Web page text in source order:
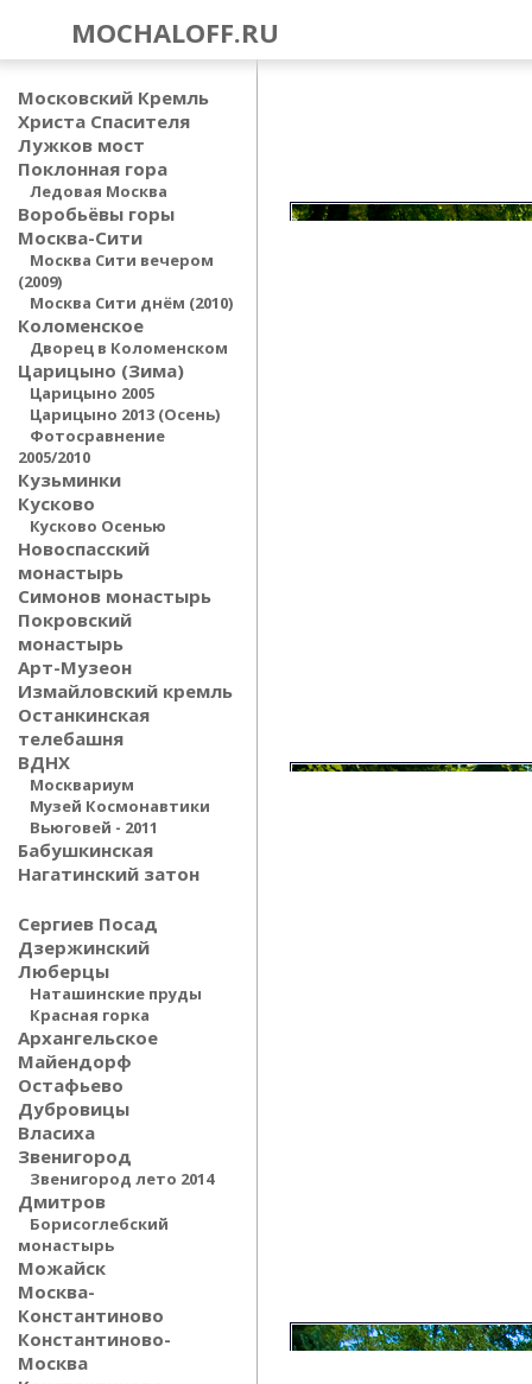
MOCHALOFF.RU
Московский Кремль
Христа Спасителя
Лужков мост
Поклонная гора
Ледовая Москва
Воробьёвы горы
Москва-Сити
Москва Сити вечером
(2009)
Москва Сити днём (2010)
Коломенское
Дворец в Коломенском
Царицыно (Зима)
Царицыно 2005
Царицыно 2013 (Осень)
Фотосравнение
2005/2010
Кузьминки
Кусково
Кусково Осенью
Новоспасский
монастырь
Симонов монастырь
Покровский
монастырь
Арт-Музеон
Измайловский кремль
Останкинская
телебашня
ВДНХ
Москвариум
Музей Космонавтики
Вьюговей - 2011
Бабушкинская
Нагатинский затон
Сергиев Посад
Дзержинский
Люберцы
Наташинские пруды
Красная горка
Архангельское
Майендорф
Остафьево
Дубровицы
Власиха
Звенигород
Звенигород лето 2014
Дмитров
Борисоглебский
монастырь
Можайск
Москва-
Константиново
Константиново-
Москва